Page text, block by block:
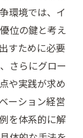
環境では、イ
位の鍵と考え
すために必要
さらにグロー
や実践が求め
ーション経営
を体系的に解